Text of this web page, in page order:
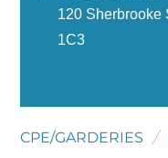
120 Sherbrooke
1C3
CPE/GARDERIES